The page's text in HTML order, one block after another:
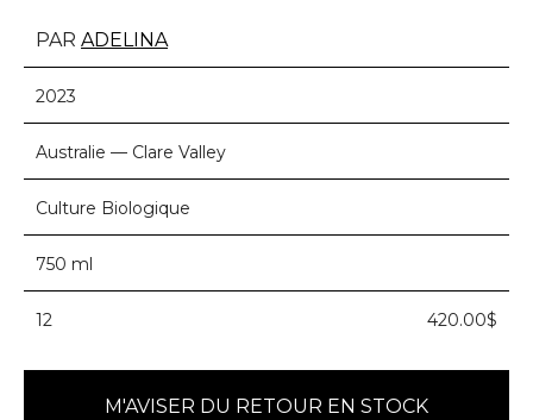
PAR ADELINA
2023
Australie — Clare Valley
Culture Biologique
750 ml
12 420.00$
M'AVISER DU RETOUR EN STOCK